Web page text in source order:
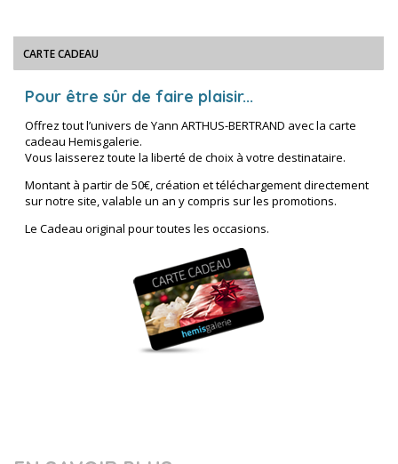
CARTE CADEAU
Pour être sûr de faire plaisir...
Offrez tout l’univers de Yann ARTHUS-BERTRAND avec la carte
cadeau Hemisgalerie.
Vous laisserez toute la liberté de choix à votre destinataire.
Montant à partir de 50€, création et téléchargement directement
sur notre site, valable un an y compris sur les promotions.
Le Cadeau original pour toutes les occasions.